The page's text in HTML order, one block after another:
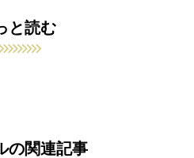
と読む
の関連記事